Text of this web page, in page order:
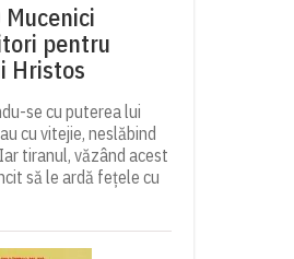
pentru
Hristos
se cu puterea lui
cu vitejie, neslăbind
tiranul, văzând acest
să le ardă fețele cu